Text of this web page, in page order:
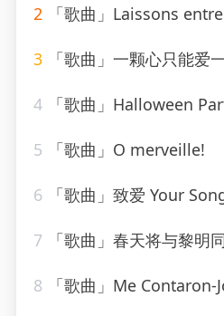
2 「歌曲」Laissons entrer le soleil-
3 「歌曲」一颗心只能爱
4 「歌曲」Halloween Party-
5 「歌曲」O merveille!
6 「歌曲」致爱 Your
7 「歌曲」春天将与黎明同
8 「歌曲」Me Contaron-Jowell